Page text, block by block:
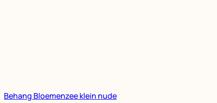
Behang Bloemenzee klein nude